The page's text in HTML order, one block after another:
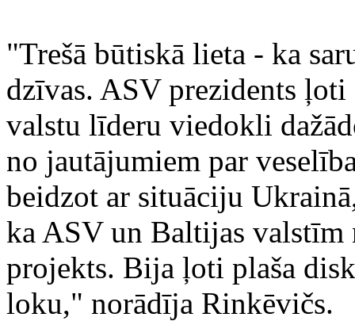
"Trešā būtiskā lieta - ka
dzīvas. ASV prezidents
valstu līderu viedokli
no jautājumiem par
beidzot ar situāciju
ka ASV un Baltijas valstīm
projekts. Bija ļoti plaša
loku," norādīja Rinkēvičs.